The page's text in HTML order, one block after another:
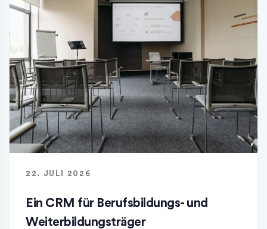
22. JULI 2026
Ein CRM für Berufsbildungs- und
Weiterbildungsträger